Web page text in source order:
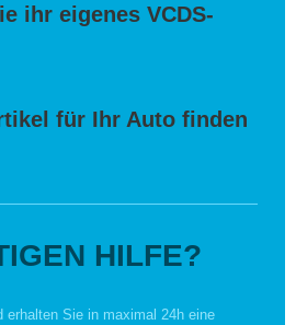
ihr eigenes VCDS-
für Ihr Auto finden
HILFE?
erhalten Sie in maximal 24h eine